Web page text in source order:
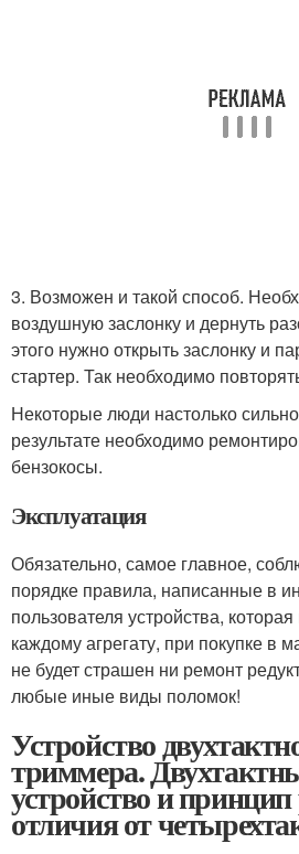
3. Возможен и такой способ.
воздушную заслонку и дернуть
этого нужно открыть заслонку и
стартер. Так необходимо
Некоторые люди настолько
результате необходимо
бензокосы.
Эксплуатация
Обязательно, самое главное,
порядке правила, написанные в
пользователя устройства,
каждому агрегату, при покупке в
не будет страшен ни ремонт
любые иные виды поломок!
Устройство
триммера.
устройство и
отличия от